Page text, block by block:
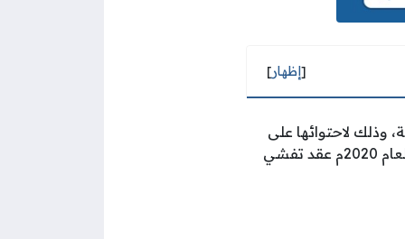
[إظهار]
وذلك لاحتوائها على
العديد من الحيوانات التي تمكن مشاهدتها عن قرب، والجدير بالذكر أنها أغلقت أبوابها في العام 2020م عقد تفشي